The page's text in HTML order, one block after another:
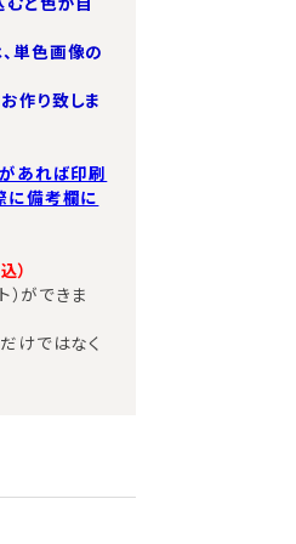
単色画像の
作り致しま
あれば印刷
に備考欄に
）​
ができま
けではなく